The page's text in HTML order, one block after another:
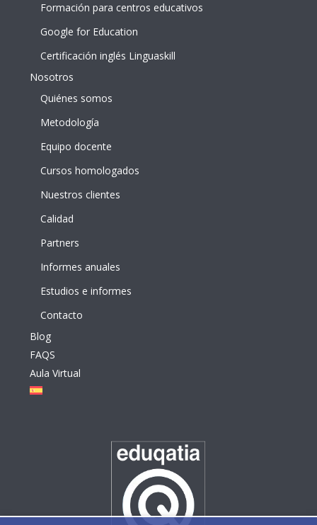
Formación para centros educativos
Google for Education
Certificación inglés Linguaskill
Nosotros
Quiénes somos
Metodología
Equipo docente
Cursos homologados
Nuestros clientes
Calidad
Partners
Informes anuales
Estudios e informes
Contacto
Blog
FAQS
Aula Virtual